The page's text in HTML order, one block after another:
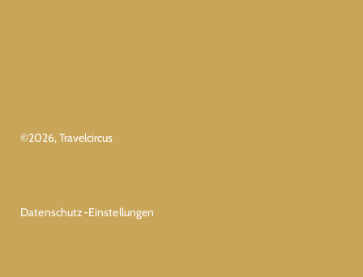
©2026, Travelcircus
Datenschutz-Einstellungen